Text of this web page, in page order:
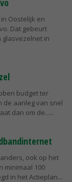
Oostelijk en
Dat gebeurt
glasvezelnet in
budget ter
de aanleg van snel
dan om de...
ook op het
minimaal 100
in het Actieplan...